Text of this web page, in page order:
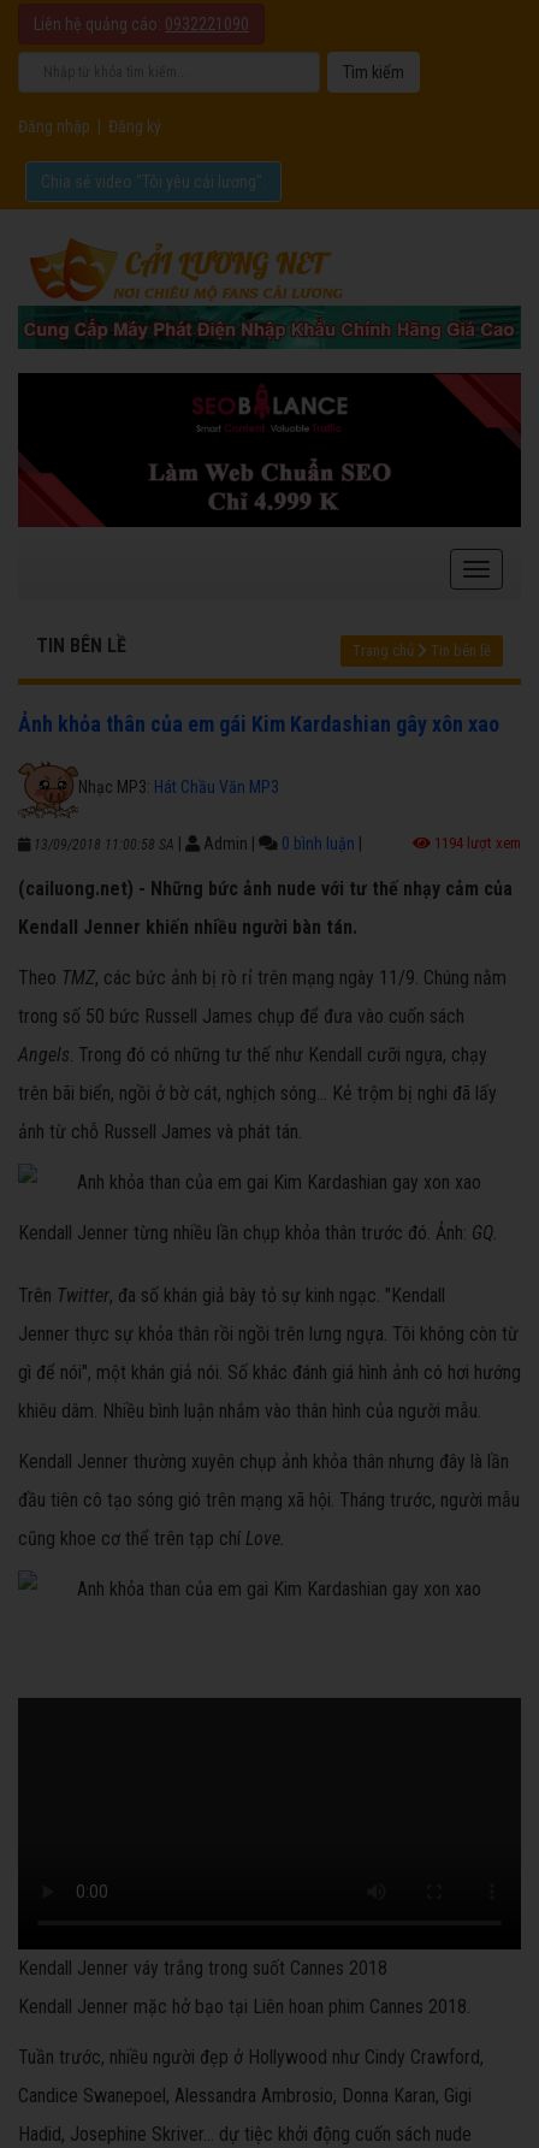
Liên hệ quảng cáo: 0932221090
Đăng nhập Đăng ký
Chia sẻ video "Tôi yêu cải lương".
TIN BÊN LỀ Trang chủ Tin bên lề
Ảnh khỏa thân của em gái Kim Kardashian gây xôn xao
Nhạc MP3: Hát Chầu Văn MP3
13/09/2018 11:00:58 SA Admin 0 bình luận 1194 lượt xem
(cailuong.net) - Những bức ảnh nude với tư thế nhạy cảm của
Kendall Jenner khiến nhiều người bàn tán.
Theo TMZ, các bức ảnh bị rò rỉ trên mạng ngày 11/9. Chúng nằm
trong số 50 bức Russell James chụp để đưa vào cuốn sách
Angels. Trong đó có những tư thế như Kendall cưỡi ngựa, chạy
trên bãi biển, ngồi ở bờ cát, nghịch sóng... Kẻ trộm bị nghi đã lấy
ảnh từ chỗ Russell James và phát tán.
Kendall Jenner từng nhiều lần chụp khỏa thân trước đó. Ảnh: GQ.
Trên Twitter, đa số khán giả bày tỏ sự kinh ngạc. "Kendall
Jenner thực sự khỏa thân rồi ngồi trên lưng ngựa. Tôi không còn từ
gì để nói", một khán giả nói. Số khác đánh giá hình ảnh có hơi hướng
khiêu dâm. Nhiều bình luận nhắm vào thân hình của người mẫu.
Kendall Jenner thường xuyên chụp ảnh khỏa thân nhưng đây là lần
đầu tiên cô tạo sóng gió trên mạng xã hội. Tháng trước, người mẫu
cũng khoe cơ thể trên tạp chí Love.
Kendall Jenner váy trắng trong suốt Cannes 2018
Kendall Jenner mặc hở bạo tại Liên hoan phim Cannes 2018.
Tuần trước, nhiều người đẹp ở Hollywood như Cindy Crawford,
Candice Swanepoel, Alessandra Ambrosio, Donna Karan, Gigi
Hadid, Josephine Skriver... dự tiệc khởi động cuốn sách nude